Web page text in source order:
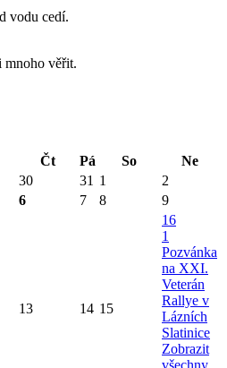
vodu cedí.
mnoho věřit.
Čt Pá So
Ne
30 31 1
2
6 7 8 9
13 14 15
16
1
Pozvánka
na XXI.
Veterán
Rallye v
Lázních
Slatinice
Zobrazit
všechny